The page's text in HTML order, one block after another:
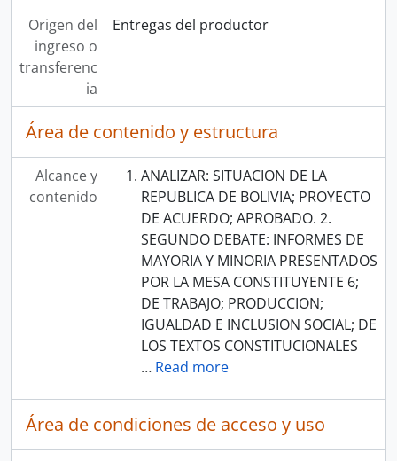
Origen del
ingreso o
transferenc
ia
Entregas del productor
Área de contenido y estructura
Alcance y
contenido
ANALIZAR: SITUACION DE LA
REPUBLICA DE BOLIVIA; PROYECTO
DE ACUERDO; APROBADO. 2.
SEGUNDO DEBATE: INFORMES DE
MAYORIA Y MINORIA PRESENTADOS
POR LA MESA CONSTITUYENTE 6;
DE TRABAJO; PRODUCCION;
IGUALDAD E INCLUSION SOCIAL; DE
LOS TEXTOS CONSTITUCIONALES
… Read more
Área de condiciones de acceso y uso